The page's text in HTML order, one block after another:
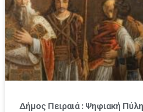
Δήμος Πειραιά : Ψηφιακή